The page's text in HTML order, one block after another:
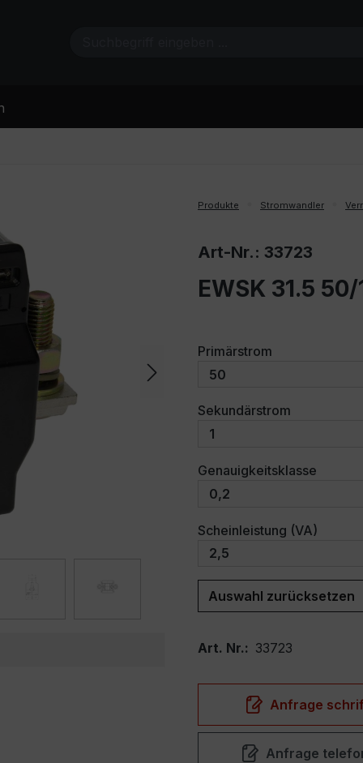
Produkte Stromwandler
Art-Nr.: 33723
EWSK 31.5
Primärstrom
Sekundärstrom
Genauigkeitsklasse
Scheinleistung (VA)
Auswahl zurücksetzen
Art. Nr.: 33723
Anfrage
Anfrage